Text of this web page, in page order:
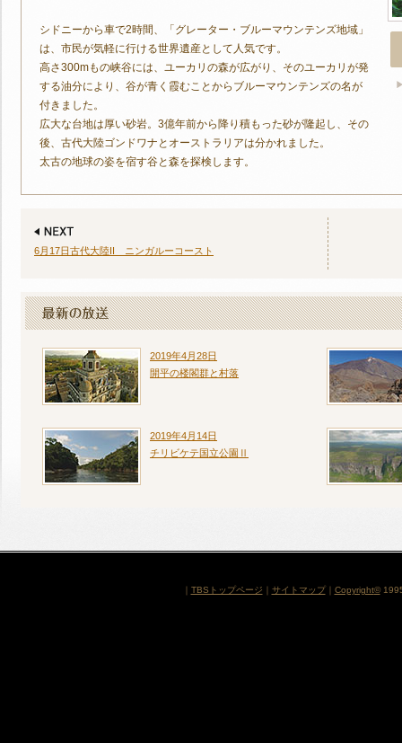
シドニーから車で2時間、「グレーター・ブルーマウンテンズ地域」
は、市民が気軽に行ける世界遺産として人気です。
高さ300mもの峡谷には、ユーカリの森が広がり、そのユーカリが発
する油分により、谷が青く霞むことからブルーマウンテンズの名が
付きました。
広大な台地は厚い砂岩。3億年前から降り積もった砂が隆起し、その
後、古代大陸ゴンドワナとオーストラリアは分かれました。
太古の地球の姿を宿す谷と森を探検します。
6月17日古代大陸II ニンガルーコースト
2019年4月28日
開平の楼閣群と村落
2019年4月14日
チリビケテ国立公園Ⅱ
TBSトップページ サイトマップ｜ Copyright©